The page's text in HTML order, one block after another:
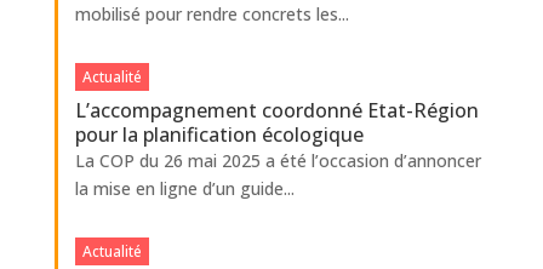
mobilisé pour rendre concrets les...
Actualité
L’accompagnement coordonné Etat-Région
pour la planification écologique
La COP du 26 mai 2025 a été l’occasion d’annoncer
la mise en ligne d’un guide...
Actualité